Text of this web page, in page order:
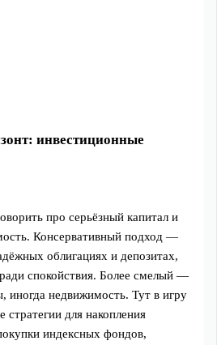
инвестиционные
про серьёзный капитал и
Консервативный подход —
облигациях и депозитах,
спокойствия. Более смелый —
иногда недвижимость. Тут в игру
стратегии для накопления
индексных фондов,